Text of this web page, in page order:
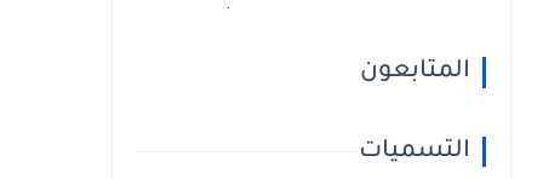
المتابعون
التسميات